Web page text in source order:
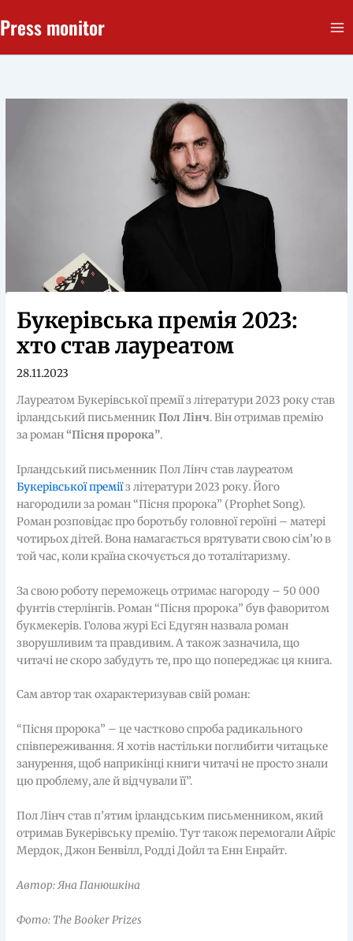
до
Press monitor
Букерівська премія 2023:
хто став лауреатом
28.11.2023
Лауреатом Букерівської премії з літератури 2023 року став
ірландський письменникПол Лінч. Він отримав премію
за роман“Пісня пророка”.
Ірландський письменник Пол Лінч став лауреатом
Букерівської преміїз літератури 2023 року. Його
нагородили за роман “Пісня пророка” (Prophet Song).
Роман розповідає про боротьбу головної героїні – матері
чотирьох дітей. Вона намагається врятувати свою сім’ю в
той час, коли країна скочується до тоталітаризму.
За свою роботу переможець отримає нагороду – 50 000
фунтів стерлінгів. Роман “Пісня пророка” був фаворитом
букмекерів. Голова журі Есі Едугян назвала роман
зворушливим та правдивим. А також зазначила, що
читачі не скоро забудуть те, про що попереджає ця книга.
Сам автор так охарактеризував свій роман:
“Пісня пророка” – це частково спроба радикального
співпереживання. Я хотів настільки поглибити читацьке
занурення, щоб наприкінці книги читачі не просто знали
цю проблему, але й відчували її”.
Пол Лінч став п’ятим ірландським письменником, який
отримав Букерівську премію. Тут також перемогали Айріс
Мердок, Джон Бенвілл, Родді Дойл та Енн Енрайт.
Автор: Яна Панюшкіна
Фото: The Booker Prizes